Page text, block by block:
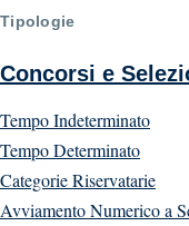
Tipologie
Concorsi e
Tempo Indeterminato
Tempo Determinato
Categorie Riservatarie
Avviamento Numerico a